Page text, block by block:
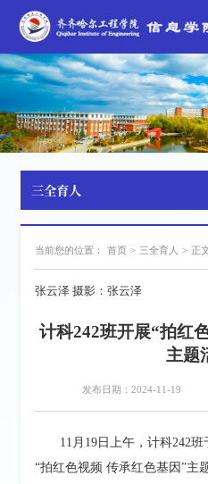
三全育人
当前您的位置： 首页 > 三全育人 > 正
张云泽 摄影：张云泽
计科242班开展“拍红
主题
发布日期：2024-11-19
11月19日上午，计科242
“拍红色视频 传承红色基因”主